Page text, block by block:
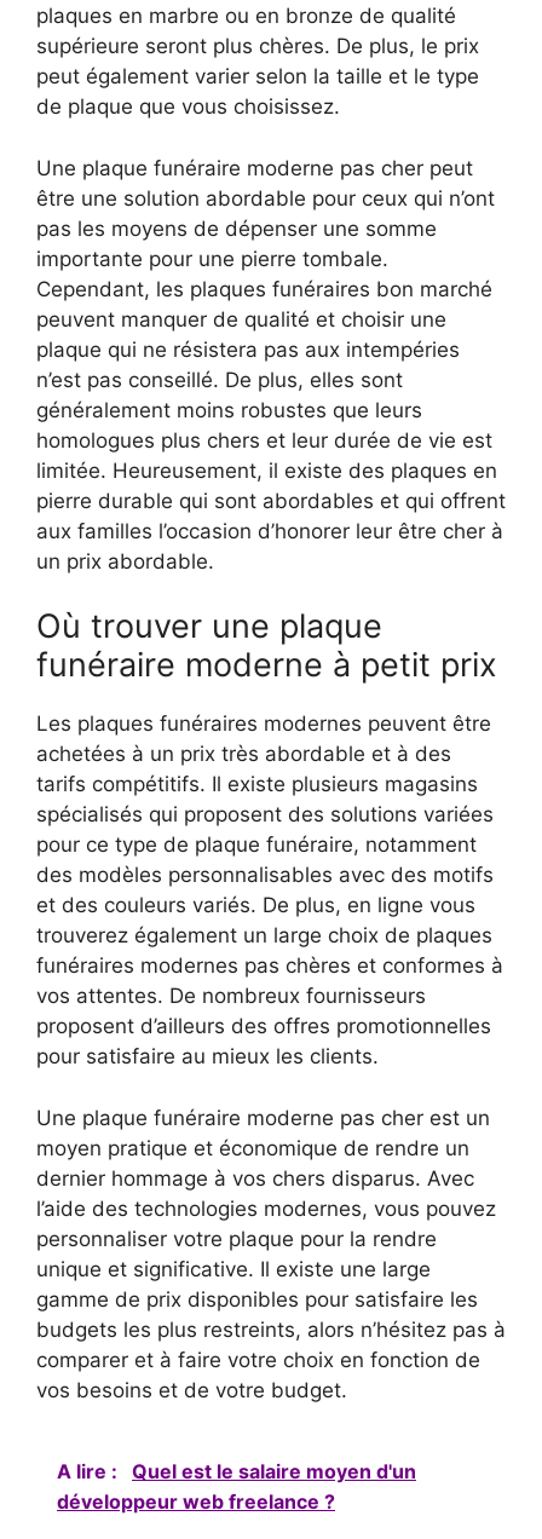
plaques en marbre ou en bronze de qualité
supérieure seront plus chères. De plus, le prix
peut également varier selon la taille et le type
de plaque que vous choisissez.
Une plaque funéraire moderne pas cher peut
être une solution abordable pour ceux qui n’ont
pas les moyens de dépenser une somme
importante pour une pierre tombale.
Cependant, les plaques funéraires bon marché
peuvent manquer de qualité et choisir une
plaque qui ne résistera pas aux intempéries
n’est pas conseillé. De plus, elles sont
généralement moins robustes que leurs
homologues plus chers et leur durée de vie est
limitée. Heureusement, il existe des plaques en
pierre durable qui sont abordables et qui offrent
aux familles l’occasion d’honorer leur être cher à
un prix abordable.
Où trouver une plaque
funéraire moderne à petit prix
Les plaques funéraires modernes peuvent être
achetées à un prix très abordable et à des
tarifs compétitifs. Il existe plusieurs magasins
spécialisés qui proposent des solutions variées
pour ce type de plaque funéraire, notamment
des modèles personnalisables avec des motifs
et des couleurs variés. De plus, en ligne vous
trouverez également un large choix de plaques
funéraires modernes pas chères et conformes à
vos attentes. De nombreux fournisseurs
proposent d’ailleurs des offres promotionnelles
pour satisfaire au mieux les clients.
Une plaque funéraire moderne pas cher est un
moyen pratique et économique de rendre un
dernier hommage à vos chers disparus. Avec
l’aide des technologies modernes, vous pouvez
personnaliser votre plaque pour la rendre
unique et significative. Il existe une large
gamme de prix disponibles pour satisfaire les
budgets les plus restreints, alors n’hésitez pas à
comparer et à faire votre choix en fonction de
vos besoins et de votre budget.
A lire :
Quel est le salaire moyen d'un
développeur web freelance ?